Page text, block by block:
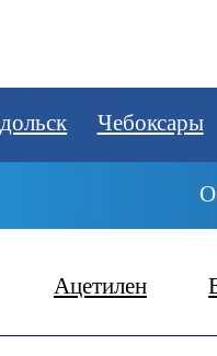
Чебоксары
Ацетилен